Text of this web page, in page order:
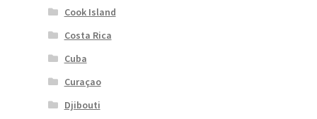
Cook Island
Costa Rica
Cuba
Curaçao
Djibouti